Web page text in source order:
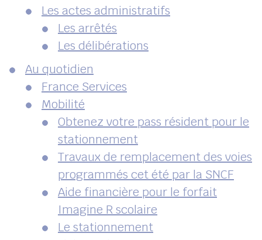
Les actes administratifs
Les arrêtés
Les délibérations
Au quotidien
France Services
Mobilité
Obtenez votre pass résident pour le
stationnement
Travaux de remplacement des voies
programmés cet été par la SNCF
Aide financière pour le forfait
Imagine R scolaire
Le stationnement